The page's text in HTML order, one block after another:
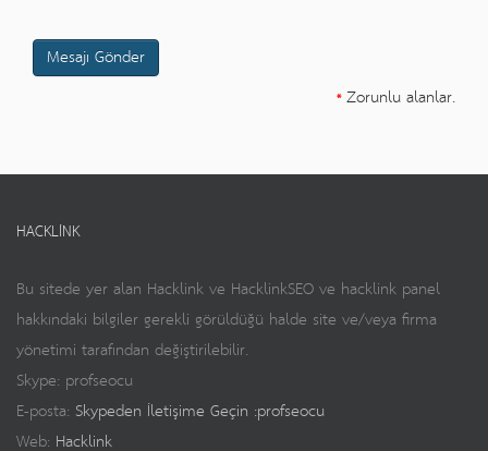
Mesajı Gönder
*Zorunlu alanlar.
HACKLINK
Bu sitede yer alan Hacklink ve HacklinkSEO ve hacklink panel
hakkındaki bilgiler gerekli görüldüğü halde site ve/veya firma
yönetimi tarafından değiştirilebilir.
Skype: profseocu
E-posta: Skypeden İletişime Geçin :profseocu
Web: Hacklink